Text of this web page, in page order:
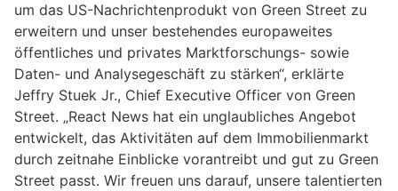
um das US-Nachrichtenprodukt von Green Street zu
erweitern und unser bestehendes europaweites
öffentliches und privates Marktforschungs- sowie
Daten- und Analysegeschäft zu stärken“, erklärte
Jeffry Stuek Jr., Chief Executive Officer von Green
Street. „React News hat ein unglaubliches Angebot
entwickelt, das Aktivitäten auf dem Immobilienmarkt
durch zeitnahe Einblicke vorantreibt und gut zu Green
Street passt. Wir freuen uns darauf, unsere talentierten